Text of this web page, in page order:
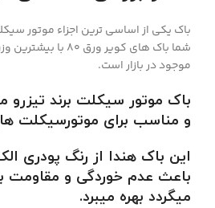
باک یکی از اساسی ترین اجزاء موتور
شما باک های کویر ورق
موجود در بازار است.
باک موتور سیکلت برند
و مناسب برای موتورسیکلت
این باک هندا از رنگ پودری
باعث عدم خوردگی و مقاومت
میگردد بهره میبرد.